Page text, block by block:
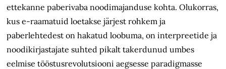
ettekanne paberivaba noodimajanduse kohta. Olukorras,
kus e-raamatuid loetakse järjest rohkem ja
paberlehtedest on hakatud loobuma, on interpreetide ja
noodikirjastajate suhted pikalt takerdunud umbes
eelmise tööstusrevolutsiooni aegsesse paradigmasse